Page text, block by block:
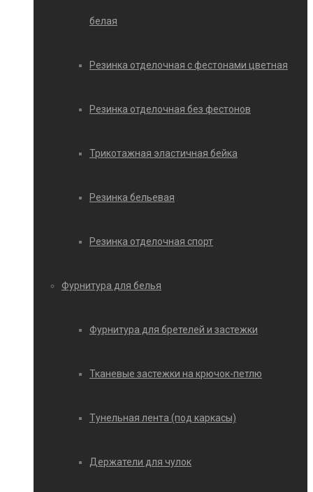
белая
Резинка отделочная с фестонами цветная
Резинка отделочная без фестонов
Трикотажная эластичная бейка
Резинка бельевая
Резинка отделочная спорт
Фурнитура для белья
Фурнитура для бретелей и застежки
Тканевые застежки на крючок-петлю
Тунельная лента (под каркасы)
Держатели для чулок